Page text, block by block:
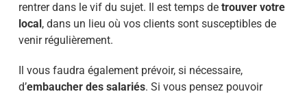
rentrer dans le vif du sujet. Il est temps detrouver votre
local, dans un lieu où vos clients sont susceptibles de
venir régulièrement.
Il vous faudra également prévoir, si nécessaire,
d’embaucher des salariés. Si vous pensez pouvoir